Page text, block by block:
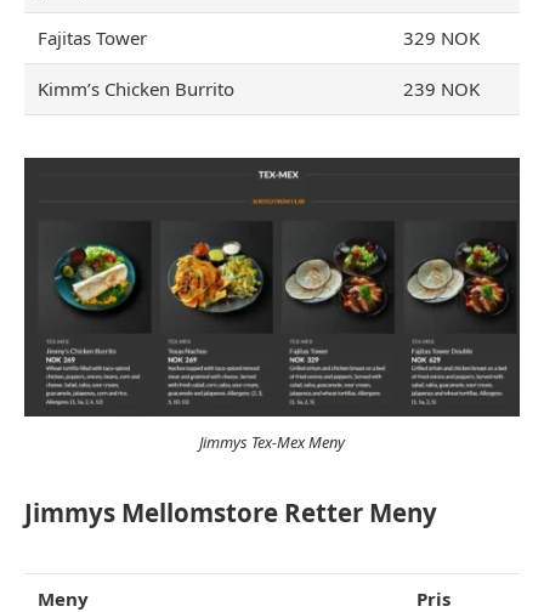
Fajitas Tower 329 NOK
Kimm’s Chicken Burrito 239 NOK
Jimmys Tex-Mex Meny
Jimmys Mellomstore Retter Meny
Meny Pris